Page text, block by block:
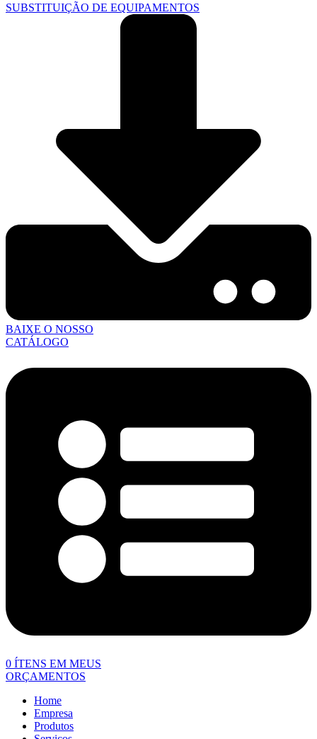
SUBSTITUIÇÃO DE EQUIPAMENTOS
BAIXE O NOSSO
CATÁLOGO
0 ÍTENS EM MEUS
ORÇAMENTOS
Home
Empresa
Produtos